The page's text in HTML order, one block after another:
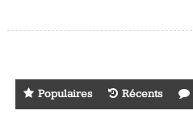
Populaires Récents